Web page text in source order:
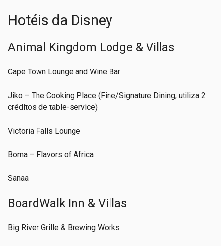
Hotéis da Disney
Animal Kingdom Lodge & Villas
Cape Town Lounge and Wine Bar
Jiko – The Cooking Place (Fine/Signature Dining, utiliza 2
créditos de table-service)
Victoria Falls Lounge
Boma – Flavors of Africa
Sanaa
BoardWalk Inn & Villas
Big River Grille & Brewing Works